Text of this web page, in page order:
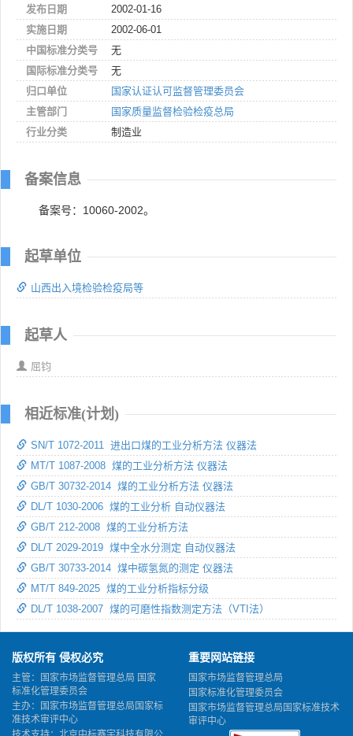
发布日期
2002-01-16
实施日期
2002-06-01
中国标准分类号
无
国际标准分类号
无
归口单位
国家认证认可监督管理委员会
主管部门
国家质量监督检验检疫总局
行业分类
制造业
备案信息
备案号：10060-2002。
起草单位
山西出入境检验检疫局等
起草人
屈钧
相近标准(计划)
SN/T 1072-2011 进出口煤的工业分析方法 仪器法
MT/T 1087-2008 煤的工业分析方法 仪器法
GB/T 30732-2014 煤的工业分析方法 仪器法
DL/T 1030-2006 煤的工业分析 自动仪器法
GB/T 212-2008 煤的工业分析方法
DL/T 2029-2019 煤中全水分测定 自动仪器法
GB/T 30733-2014 煤中碳氢氮的测定 仪器法
MT/T 849-2025 煤的工业分析指标分级
DL/T 1038-2007 煤的可磨性指数测定方法（VTI法）
版权所有 侵权必究
主管：国家市场监督管理总局 国家
标准化管理委员会
主办：国家市场监督管理总局国家标
准技术审评中心
重要网站链接
国家市场监督管理总局
国家标准化管理委员会
国家市场监督管理总局国家标准技术
审评中心